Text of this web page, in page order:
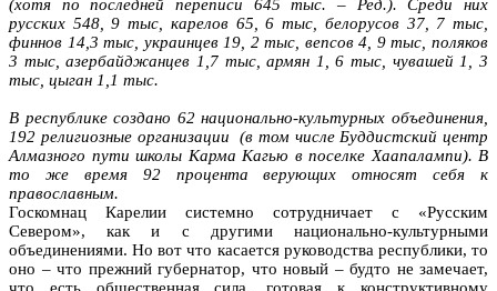
(хотя по последней переписи 645 тыс. – Ред.). Среди них
русских 548, 9 тыс, карелов 65, 6 тыс, белорусов 37, 7 тыс,
финнов 14,3 тыс, украинцев 19, 2 тыс, вепсов 4, 9 тыс, поляков
3 тыс, азербайджанцев 1,7 тыс, армян 1, 6 тыс, чувашей 1, 3
тыс, цыган 1,1 тыс.
В республике создано 62 национально-культурных объединения,
192 религиозные организации (в том числе Буддистский центр
Алмазного пути школы Карма Кагью в поселке Хаапалампи). В
то же время 92 процента верующих относят себя к
православным.
Госкомнац Карелии системно сотрудничает с «Русским
Севером», как и с другими национально-культурными
объединениями. Но вот что касается руководства республики, то
оно – что прежний губернатор, что новый – будто не замечает,